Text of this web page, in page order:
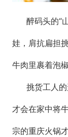
醉码头的“
娃，肩抗扁担
牛肉里裹着泡
挑货工人
才会在家中将
宗的重庆火锅